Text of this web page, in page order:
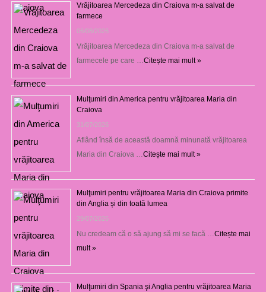
Vrăjitoarea Mercedeza din Craiova m-a salvat de
farmece
06/08/2026
Vrăjitoarea Mercedeza din Craiova m-a salvat de
farmecele pe care … Citește mai mult »
Mulţumiri din America pentru vrăjitoarea Maria din
Craiova
31/07/2026
Aflând însă de această doamnă minunată vrăjitoarea
Maria din Craiova … Citește mai mult »
Mulţumiri pentru vrăjitoarea Maria din Craiova primite
din Anglia și din toată lumea
29/07/2026
Nu credeam că o să ajung să mi se facă … Citește mai
mult »
Mulţumiri din Spania şi Anglia pentru vrăjitoarea Maria